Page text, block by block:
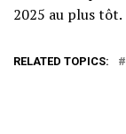
2025 au plus tôt.
RELATED TOPICS: